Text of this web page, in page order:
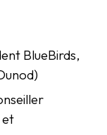
BlueBirds,